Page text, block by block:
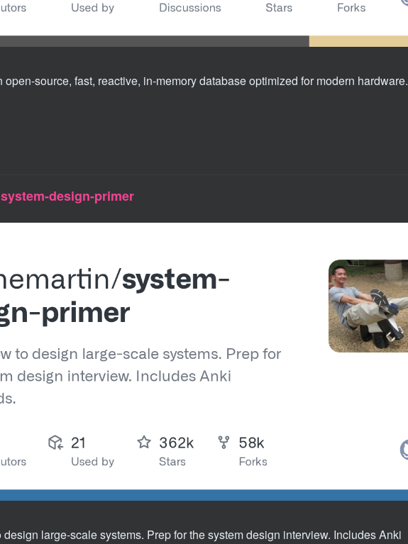
open-source, fast, reactive, in-memory database optimized for modern hardware.
design-primer
design large-scale systems. Prep for the system design interview. Includes Anki